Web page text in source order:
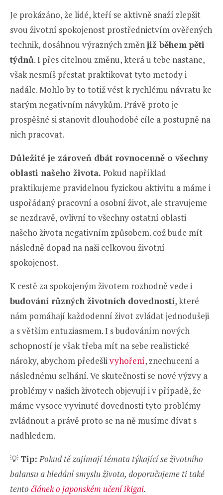
Je prokázáno, že lidé, kteří se aktivně snaží zlepšit
svou životní spokojenost prostřednictvím ověřených
technik, dosáhnou výrazných změnjiž během pěti
týdnů. I přes citelnou změnu, která u tebe nastane,
však nesmíš přestat praktikovat tyto metody i
nadále. Mohlo by to totiž vést k rychlému návratu ke
starým negativním návykům. Právě proto je
prospěšné si stanovit dlouhodobé cíle a postupně na
nich pracovat.
Důležité je zároveň dbát rovnocenně o všechny
oblasti našeho života. Pokud například
praktikujeme pravidelnou fyzickou aktivitu a máme i
uspořádaný pracovní a osobní život, ale stravujeme
se nezdravě, ovlivní to všechny ostatní oblasti
našeho života negativním způsobem. což bude mít
následně dopad na naši celkovou životní
spokojenost.
K cestě za spokojeným životem rozhodně vede i
budování různých životních dovedností, které
nám pomáhají každodenní život zvládat jednodušeji
a s větším entuziasmem. I s budováním nových
schopností je však třeba mít na sebe realistické
nároky, abychom předešlivyhoření, znechucení a
následnému selhání. Ve skutečnosti se nové výzvy a
problémy v našich životech objevují i v případě, že
máme vysoce vyvinuté dovednosti tyto problémy
zvládnout a právě proto se na ně musíme dívat s
nadhledem.
💡 Tip: Pokud tě zajímají témata týkající se životního
balansu a hledání smyslu života, doporučujeme ti také
tento článek o japonském učení ikigai.